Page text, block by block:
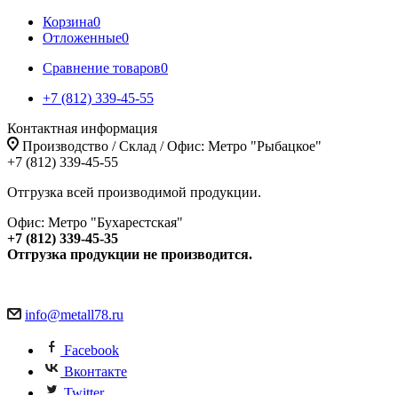
Корзина0
Отложенные0
Сравнение товаров0
+7 (812) 339-45-55
Контактная информация
Производство / Склад / Офис: Метро "Рыбацкое"
+7 (812) 339-45-55
Отгрузка всей производимой продукции.
Офис: Метро "Бухарестская"
+7 (812) 339-45-35
Отгрузка продукции не производится.
info@metall78.ru
Facebook
Вконтакте